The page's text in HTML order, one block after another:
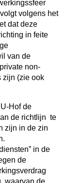
volgens het
dat deze
in feite
van de
non-
zijn (zie ook
Hof de
de richtlijn te
zijn in de zin
in de
de
waarvan de